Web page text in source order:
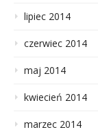
lipiec 2014
czerwiec 2014
maj 2014
kwiecień 2014
marzec 2014